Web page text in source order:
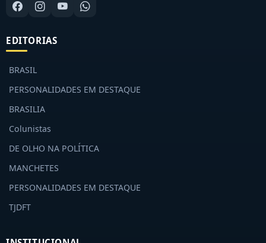
EDITORIAS
BRASIL
PERSONALIDADES EM DESTAQUE
BRASILIA
Colunistas
DE OLHO NA POLÍTICA
MANCHETES
PERSONALIDADES EM DESTAQUE
TJDFT